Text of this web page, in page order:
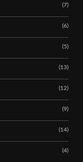
(7)
(6)
(5)
(13)
(12)
(9)
(14)
(4)